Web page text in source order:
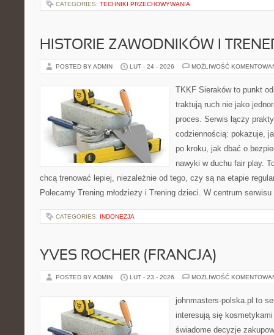
CATEGORIES: TECHNIKI PRZECHOWYWANIA
HISTORIE ZAWODNIKÓW I
POSTED BY ADMIN LUT - 24 - 2026 MOŻLIWOŚĆ
TKKF Sieraków to punkt
traktują ruch nie jako
proces. Serwis łączy
codziennością: pokazuje,
po kroku, jak dbać o
nawyki w duchu fair play.
chcą trenować lepiej, niezależnie od tego, czy są na etapie
Polecamy Trening młodzieży i Trening dzieci. W centrum
CATEGORIES: INDONEZJA
YVES ROCHER (FRANCJA)
POSTED BY ADMIN LUT - 23 - 2026 MOŻLIWOŚĆ
johnmasters-polska.pl to
interesują się
świadome decyzje